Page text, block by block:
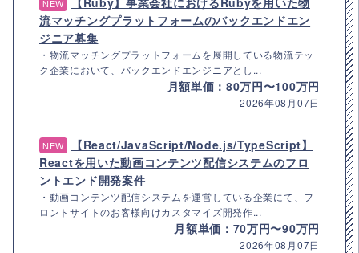
NEW
流マッチングプラットフォームのバックエンドエン
ジニア募集
・物流マッチングプラットフォームを展開している物流テッ
ク企業において、バックエンドエンジニアとし...
月額単価：80万円〜100万円
2026年08月07日
NEW
【React/JavaScript/Node.js/TypeScript】
Reactを用いた動画コンテンツ配信システムのフロ
ントエンド開発案件
・動画コンテンツ配信システムを運営している企業にて、フ
ロントサイトのお客様向けカスタマイズ開発作...
月額単価：70万円〜90万円
2026年08月07日